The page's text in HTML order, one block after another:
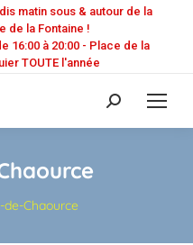
matin sous & autour de la
de la Fontaine !
16:00 à 20:00 - Place de la
TOUTE l'année
Recherche
:
Chaource